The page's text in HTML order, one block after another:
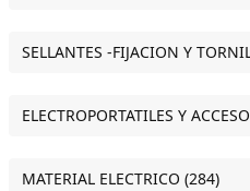
SELLANTES -FIJACION Y
ELECTROPORTATILES Y
MATERIAL ELECTRICO (284)